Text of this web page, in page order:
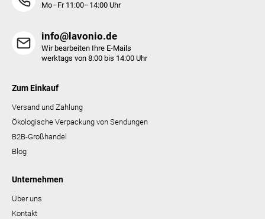
Mo–Fr 11:00–14:00 Uhr
info@lavonio.de
Wir bearbeiten Ihre E-Mails
werktags von 8:00 bis 14:00 Uhr
Zum Einkauf
Versand und Zahlung
Ökologische Verpackung von Sendungen
B2B-Großhandel
Blog
Unternehmen
Über uns
Kontakt